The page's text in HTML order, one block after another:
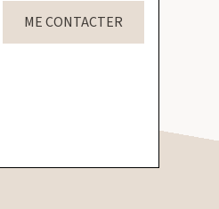
ME CONTACTER